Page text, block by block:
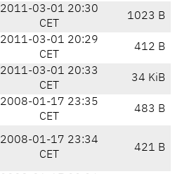
2011-03-01 20:30
CET
1023 B
2011-03-01 20:29
CET
412 B
2011-03-01 20:33
CET
34 KiB
2008-01-17 23:35
CET
483 B
2008-01-17 23:34
CET
421 B